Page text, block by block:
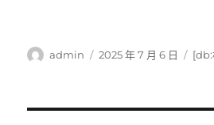
作
admin
發
2025 年 7 月 6 日
標
[db: